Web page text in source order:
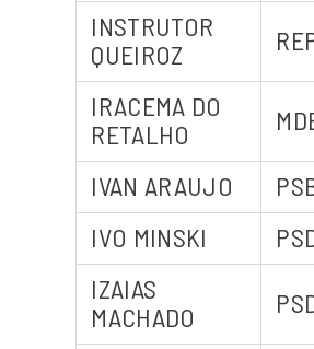
INSTRUTOR
QUEIROZ
IRACEMA DO
RETALHO
IVAN ARAUJO
IVO MINSKI
IZAIAS
MACHADO